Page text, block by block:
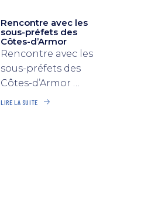
Rencontre avec les
sous-préfets des
Côtes-d’Armor
Rencontre avec les
sous-préfets des
Côtes-d’Armor …
LIRE LA SUITE